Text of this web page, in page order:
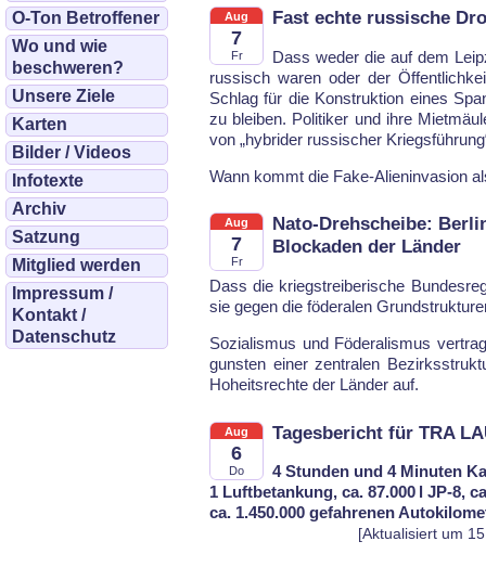
O-Ton Betroffener
Wo und wie
beschweren?
Unsere Ziele
Karten
Bilder / Videos
Infotexte
Archiv
Satzung
Mitglied werden
Impressum /
Kontakt /
Datenschutz
Aug
7
Fr
Fast echte russische
Dass we­der die auf dem
rus­sisch wa­ren oder der
Schlag für die Kon­struk­ti­on ei­nes
zu blei­ben. Po­li­ti­ker und ih­re
von „hy­bri­der rus­si­scher
Wann kommt die Fa­ke-Ali­en­in­va­si­on
Aug
7
Fr
Nato-Drehscheibe:
Blockaden der Länder
Dass die kriegs­trei­be­ri­sche
sie ge­gen die fö­de­ra­len
So­zia­lis­mus und Fö­de­ra­lis­mus
guns­ten ei­ner zen­tra­len
Ho­heits­rech­te der Län­der auf.
Aug
6
Do
Tagesbericht für TRA
4 Stunden und 4 Minuten
1 Luftbetankung, ca. 87.000 l JP-8,
ca. 1.450.000 gefahrenen
[Aktualisiert um